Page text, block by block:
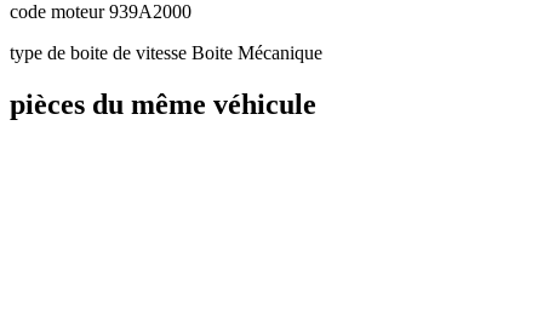
code moteur939A2000
type de boite de vitesse Boite Mécanique
pièces du même véhicule